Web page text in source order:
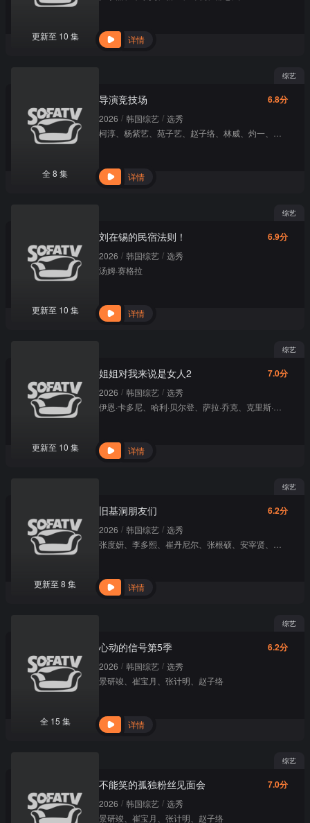
更新至 10 集 详情
全 8 集
综艺
导演竞技场 6.8分
2026 / 韩国综艺 / 选秀
柯淳 、杨紫艺 、苑子艺 赵子络 、林威 、灼一
详情
更新至 10 集
综艺
刘在锡的民宿法则！ 6.9分
2026 / 韩国综艺 / 选秀
汤姆·赛格拉
详情
更新至 10 集
综艺
姐姐对我来说是女人2 7.0分
2026 / 韩国综艺 / 选秀
伊恩·卡多尼 、哈利·贝尔登 、萨拉·乔克 克里斯·帕内尔
详情
更新至 8 集
综艺
旧基洞朋友们 6.2分
2026 / 韩国综艺 / 选秀
张度妍 、李多熙 、崔丹尼尔 、张根硕 、安宰贤
详情
全 15 集
综艺
心动的信号第5季 6.2分
2026 / 韩国综艺 / 选秀
景研竣 、崔宝月 、张计明 赵子络
详情
综艺
不能笑的孤独粉丝见面会 7.0分
2026 / 韩国综艺 / 选秀
景研竣 、崔宝月 、张计明 赵子络